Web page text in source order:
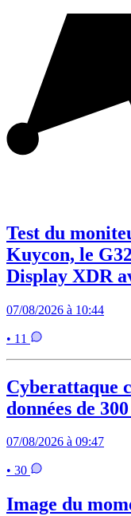
Test du
Kuycon, le
Display XDR
07/08/2026 à 10:44
• 11
Cyberattaque
données de
07/08/2026 à 09:47
• 30
Image du